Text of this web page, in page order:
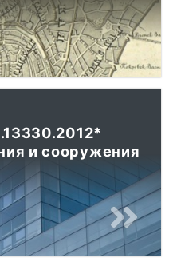
и сооружения